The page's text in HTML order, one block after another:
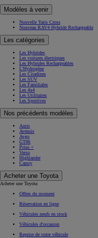
Modèles à venir
Nouvelle Yaris Cross
Nouveau RAV4 Hybride Rechargeable
Les catégories
Les Hybrides
Les voitures électriques
Les Hybrides Rechargeables
L'Hydrogène
Les Citadines
Les SUV
Les Familiales
Les 4x4
Les Utilitaires
Les Sportives
Nos précédents modèles
Auris
Avensis
Aygo
GT86
Prius +
Verso
Highlander
Camry
Acheter une Toyota
Acheter une Toyota
Offres du moment
Réservation en ligne
Véhicules neufs en stock
Véhicules d'occasion
Reprise de votre véhicule